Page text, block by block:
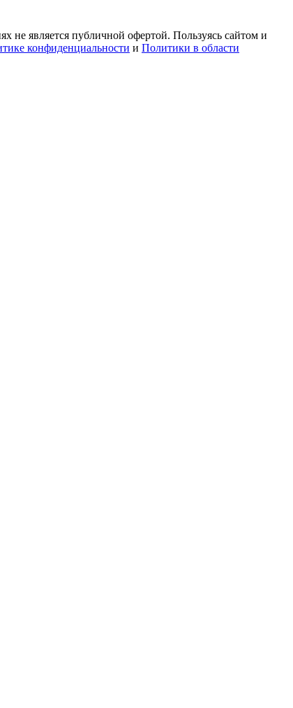
является публичной офертой. Пользуясь сайтом и
конфиденциальности и Политики в области